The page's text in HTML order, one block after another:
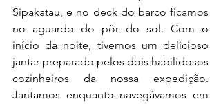
Sipakatau, e no deck do barco ficamos
no aguardo do pôr do sol. Com o
início da noite, tivemos um delicioso
jantar preparado pelos dois habilidosos
cozinheiros da nossa expedição.
Jantamos enquanto navegávamos em